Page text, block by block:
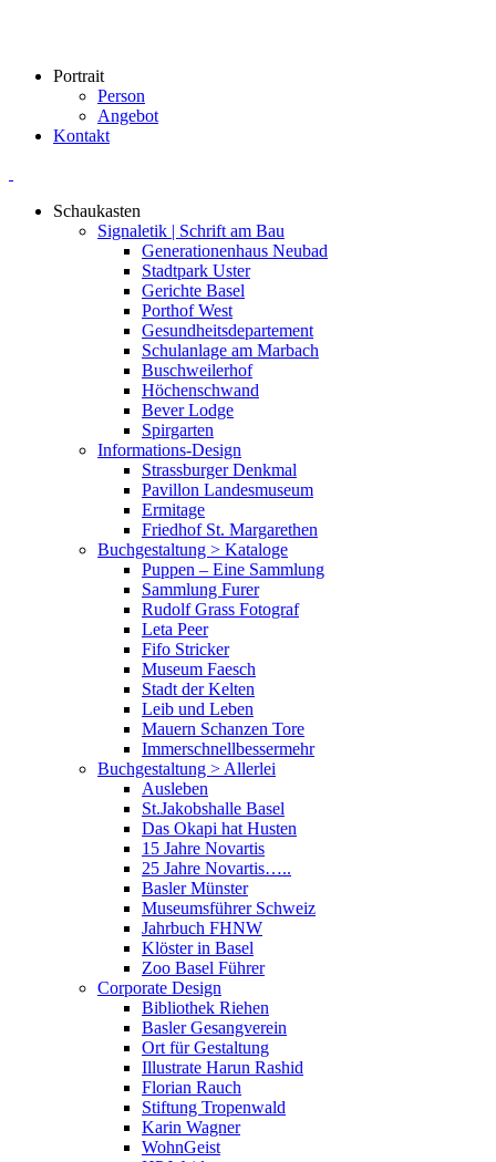
Portrait
Person
Angebot
Kontakt
Schaukasten
Signaletik | Schrift am Bau
Generationenhaus Neubad
Stadtpark Uster
Gerichte Basel
Porthof West
Gesundheitsdepartement
Schulanlage am Marbach
Buschweilerhof
Höchenschwand
Bever Lodge
Spirgarten
Informations-Design
Strassburger Denkmal
Pavillon Landesmuseum
Ermitage
Friedhof St. Margarethen
Buchgestaltung > Kataloge
Puppen – Eine Sammlung
Sammlung Furer
Rudolf Grass Fotograf
Leta Peer
Fifo Stricker
Museum Faesch
Stadt der Kelten
Leib und Leben
Mauern Schanzen Tore
Immerschnellbessermehr
Buchgestaltung > Allerlei
Ausleben
St.Jakobshalle Basel
Das Okapi hat Husten
15 Jahre Novartis
25 Jahre Novartis…..
Basler Münster
Museumsführer Schweiz
Jahrbuch FHNW
Klöster in Basel
Zoo Basel Führer
Corporate Design
Bibliothek Riehen
Basler Gesangverein
Ort für Gestaltung
Illustrate Harun Rashid
Florian Rauch
Stiftung Tropenwald
Karin Wagner
WohnGeist